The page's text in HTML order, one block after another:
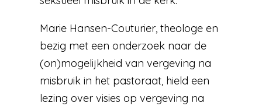
Marie Hansen-Couturier, theologe en
bezig met een onderzoek naar de
(on)mogelijkheid van vergeving na
misbruik in het pastoraat, hield een
lezing over visies op vergeving na